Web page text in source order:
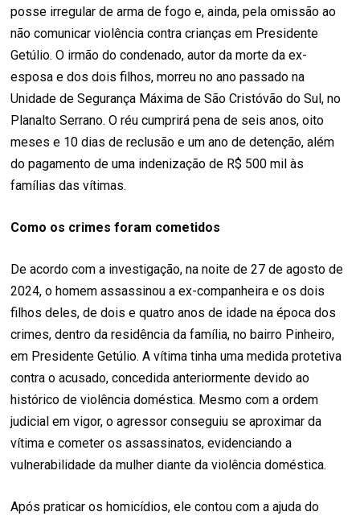
posse irregular de arma de fogo e, ainda, pela omissão ao
não comunicar violência contra crianças em Presidente
Getúlio. O irmão do condenado, autor da morte da ex-
esposa e dos dois filhos, morreu no ano passado na
Unidade de Segurança Máxima de São Cristóvão do Sul, no
Planalto Serrano. O réu cumprirá pena de seis anos, oito
meses e 10 dias de reclusão e um ano de detenção, além
do pagamento de uma indenização de R$ 500 mil às
famílias das vítimas.
Como os crimes foram cometidos
De acordo com a investigação, na noite de 27 de agosto de
2024, o homem assassinou a ex-companheira e os dois
filhos deles, de dois e quatro anos de idade na época dos
crimes, dentro da residência da família, no bairro Pinheiro,
em Presidente Getúlio. A vítima tinha uma medida protetiva
contra o acusado, concedida anteriormente devido ao
histórico de violência doméstica. Mesmo com a ordem
judicial em vigor, o agressor conseguiu se aproximar da
vítima e cometer os assassinatos, evidenciando a
vulnerabilidade da mulher diante da violência doméstica.
Após praticar os homicídios, ele contou com a ajuda do